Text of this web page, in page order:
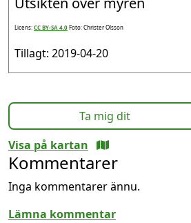
Licens:CC BY-SA 4.0Foto: Christer Olsson
Tillagt: 2019-04-20
Ta mig dit
Visa på kartan
Kommentarer
Inga kommentarer ännu.
Lämna kommentar